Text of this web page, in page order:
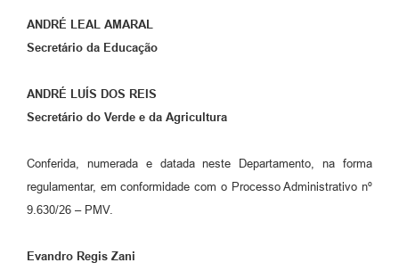
ANDRÉ LEAL AMARAL
Secretário da Educação
ANDRÉ LUÍS DOS REIS
Secretário do Verde e da Agricultura
Conferida, numerada e datada neste Departamento, na forma
regulamentar, em conformidade com o Processo Administrativo nº
9.630/26 – PMV.
Evandro Regis Zani